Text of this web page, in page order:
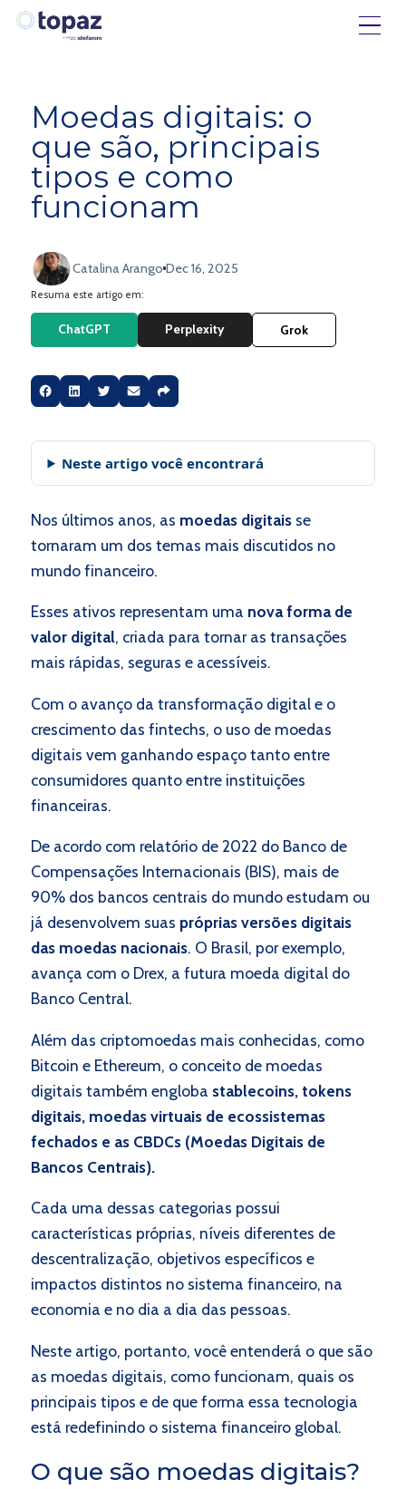
Moedas digitais: o
que são, principais
tipos e como
funcionam
Catalina Arango Dec 16, 2025
Resuma este artigo em:
ChatGPT Perplexity Grok
Neste artigo você encontrará
Nos últimos anos, as moedas digitais se
tornaram um dos temas mais discutidos no
mundo financeiro.
Esses ativos representam uma nova forma de
valor digital, criada para tornar as transações
mais rápidas, seguras e acessíveis.
Com o avanço da transformação digital e o
crescimento das fintechs, o uso de moedas
digitais vem ganhando espaço tanto entre
consumidores quanto entre instituições
financeiras.
De acordo com relatório de 2022 do Banco de
Compensações Internacionais (BIS), mais de
90% dos bancos centrais do mundo estudam ou
já desenvolvem suas próprias versões digitais
das moedas nacionais. O Brasil, por exemplo,
avança com o Drex, a futura moeda digital do
Banco Central.
Além das criptomoedas mais conhecidas, como
Bitcoin e Ethereum, o conceito de moedas
digitais também engloba stablecoins, tokens
digitais, moedas virtuais de ecossistemas
fechados e as CBDCs (Moedas Digitais de
Bancos Centrais).
Cada uma dessas categorias possui
características próprias, níveis diferentes de
descentralização, objetivos específicos e
impactos distintos no sistema financeiro, na
economia e no dia a dia das pessoas.
Neste artigo, portanto, você entenderá o que são
as moedas digitais, como funcionam, quais os
principais tipos e de que forma essa tecnologia
está redefinindo o sistema financeiro global.
O que são moedas digitais?